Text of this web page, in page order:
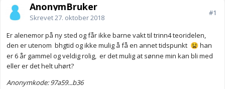
AnonymBruker
Skrevet27. oktober 2018
#1
Er alenemor på ny sted og får ikke barne vakt til trinn4 teoridelen,
den er utenom bhgtid og ikke mulig å få en annet tidspunkt 😫 han
er 6 år gammel og veldig rolig, er det mulig at sønne min kan bli med
eller er det helt uhørt?
Anonymkode: 97a59...b36